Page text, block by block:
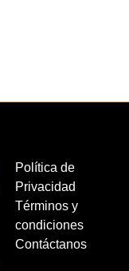
Política de
Privacidad
Términos y
condiciones
Contáctanos